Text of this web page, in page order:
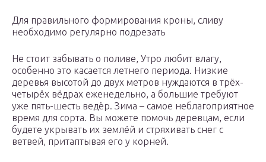
Для правильного формирования кроны, сливу
необходимо регулярно подрезать
Не стоит забывать о поливе, Утро любит влагу,
особенно это касается летнего периода. Низкие
деревья высотой до двух метров нуждаются в трёх-
четырёх вёдрах еженедельно, а большие требуют
уже пять-шесть ведёр. Зима – самое неблагоприятное
время для сорта. Вы можете помочь деревцам, если
будете укрывать их землёй и стряхивать снег с
ветвей, притаптывая его у корней.